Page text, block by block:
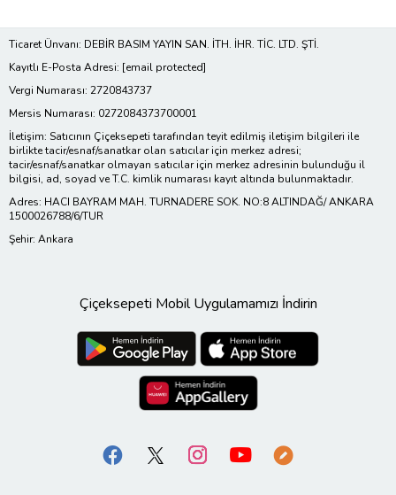
Ticaret Ünvanı: DEBİR BASIM YAYIN SAN. İTH. İHR. TİC. LTD. ŞTİ.
Kayıtlı E-Posta Adresi: [email protected]
Vergi Numarası: 2720843737
Mersis Numarası: 0272084373700001
İletişim: Satıcının Çiçeksepeti tarafından teyit edilmiş iletişim bilgileri ile
birlikte tacir/esnaf/sanatkar olan satıcılar için merkez adresi;
tacir/esnaf/sanatkar olmayan satıcılar için merkez adresinin bulunduğu il
bilgisi, ad, soyad ve T.C. kimlik numarası kayıt altında bulunmaktadır.
Adres: HACI BAYRAM MAH. TURNADERE SOK. NO:8 ALTINDAĞ/ ANKARA
1500026788/6/TUR
Şehir: Ankara
Çiçeksepeti Mobil Uygulamamızı İndirin